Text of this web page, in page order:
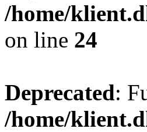
/home/
on line 24
Deprecated:
/home/